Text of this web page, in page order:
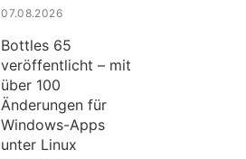
07.08.2026
Bottles 65
veröffentlicht – mit
über 100
Änderungen für
Windows-Apps
unter Linux